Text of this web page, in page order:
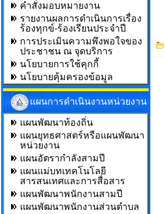
คำสั่งมอบหมายงาน
รายงานผลการดำเนินการเรื่อง
ร้องทุกข์-ร้องเรียนประจำปี
การประเมินความพึงพอใจของ
ประชาชน ณ จุดบริการ
นโยบายการใช้คุกกี้
นโยบายคุ้มครองข้อมูล
แผนการดำเนินงานหน่วยงาน
แผนพัฒนาท้องถิ่น
แผนยุทธศาสตร์หรือแผนพัฒนา
หน่วยงาน
แผนอัตรากำลังสามปี
แผนแม่บทเทคโนโลยี
สารสนเทศและการสื่อสาร
แผนพัฒนาพนักงานสามปี
แผนพัฒนาพนักงานส่วนตำบล